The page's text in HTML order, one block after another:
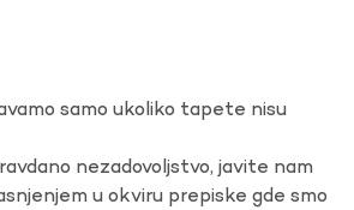
samo ukoliko tapete nisu
nezadovoljstvo, javite nam
u okviru prepiske gde smo